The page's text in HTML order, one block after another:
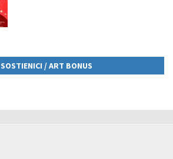
SOSTIENICI / ART BONUS